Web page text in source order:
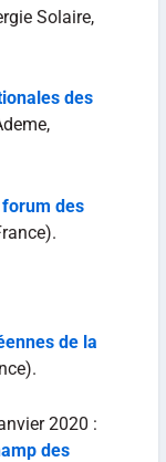
Solaire,
des
forum des
de la
2020 :
des